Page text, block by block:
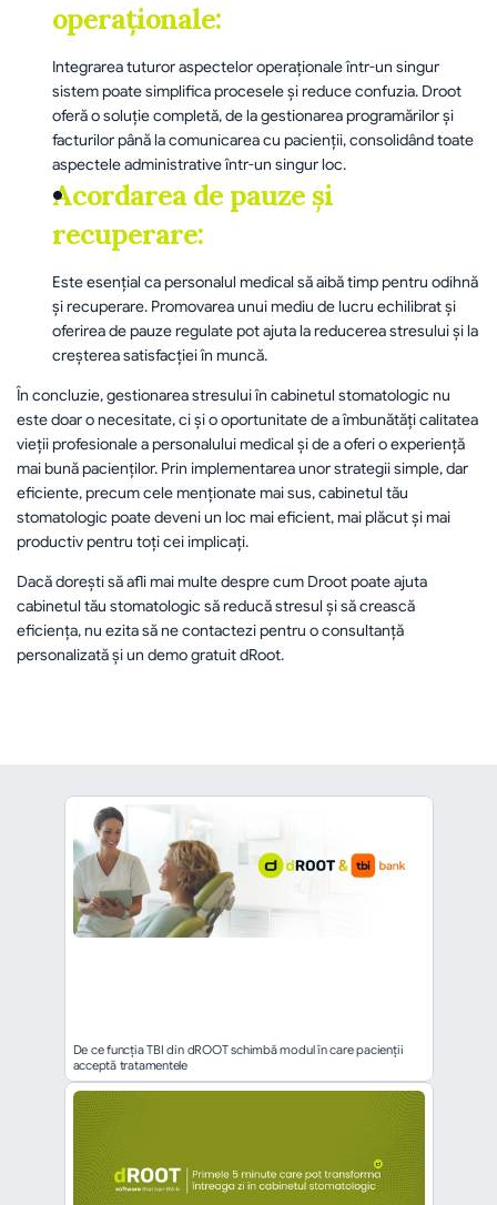
operaționale:
Integrarea tuturor aspectelor operaționale într-un singur
sistem poate simplifica procesele și reduce confuzia. Droot
oferă o soluție completă, de la gestionarea programărilor și
facturilor până la comunicarea cu pacienții, consolidând toate
aspectele administrative într-un singur loc.
Acordarea de pauze și
recuperare:
Este esențial ca personalul medical să aibă timp pentru odihnă
și recuperare. Promovarea unui mediu de lucru echilibrat și
oferirea de pauze regulate pot ajuta la reducerea stresului și la
creșterea satisfacției în muncă.
În concluzie, gestionarea stresului în cabinetul stomatologic nu
este doar o necesitate, ci și o oportunitate de a îmbunătăți calitatea
vieții profesionale a personalului medical și de a oferi o experiență
mai bună pacienților. Prin implementarea unor strategii simple, dar
eficiente, precum cele menționate mai sus, cabinetul tău
stomatologic poate deveni un loc mai eficient, mai plăcut și mai
productiv pentru toți cei implicați.
Dacă dorești să afli mai multe despre cum Droot poate ajuta
cabinetul tău stomatologic să reducă stresul și să crească
eficiența, nu ezita să ne contactezi pentru o consultanță
personalizată și un demo gratuit dRoot.
De ce funcția TBI din dROOT schimbă modul în care pacienții
acceptă tratamentele